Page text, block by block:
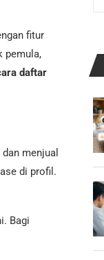
fitur
pemula,
daftar
menjual
di profil.
Bagi